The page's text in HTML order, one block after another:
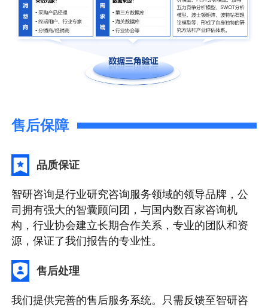
售后保障
品质保证
智研咨询是行业研究咨询服务领域的领导品牌，公
司拥有强大的智囊顾问团，与国内数百家咨询机
构，行业协会建立长期合作关系，专业的团队和资
源，保证了我们报告的专业性。
售后处理
我们提供完善的售后服务系统。只需反馈至智研咨